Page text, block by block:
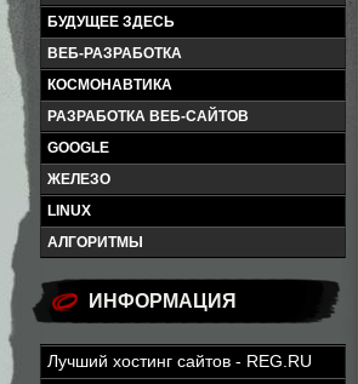
БУДУЩЕЕ ЗДЕСЬ
ВЕБ-РАЗРАБОТКА
КОСМОНАВТИКА
РАЗРАБОТКА ВЕБ-САЙТОВ
GOOGLE
ЖЕЛЕЗО
LINUX
АЛГОРИТМЫ
ИНФОРМАЦИЯ
Лучший хостинг сайтов - REG.RU